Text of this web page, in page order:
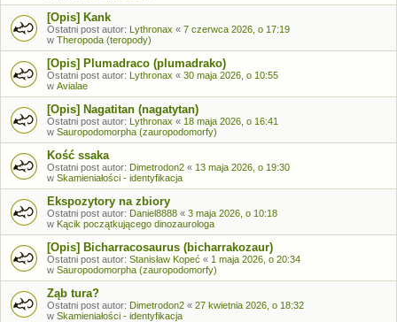
[Opis] Kank
Ostatni post autor: Lythronax « 7 czerwca 2026, o 17:19
w Theropoda (teropody)
[Opis] Plumadraco (plumadrako)
Ostatni post autor: Lythronax « 30 maja 2026, o 10:55
w Avialae
[Opis] Nagatitan (nagatytan)
Ostatni post autor: Lythronax « 18 maja 2026, o 16:41
w Sauropodomorpha (zauropodomorfy)
Kość ssaka
Ostatni post autor: Dimetrodon2 « 13 maja 2026, o 19:30
w Skamieniałości - identyfikacja
Ekspozytory na zbiory
Ostatni post autor: Daniel8888 « 3 maja 2026, o 10:18
w Kącik początkującego dinozaurologa
[Opis] Bicharracosaurus (bicharrakozaur)
Ostatni post autor: Stanisław Kopeć « 1 maja 2026, o 20:34
w Sauropodomorpha (zauropodomorfy)
Ząb tura?
Ostatni post autor: Dimetrodon2 « 27 kwietnia 2026, o 18:32
w Skamieniałości - identyfikacja